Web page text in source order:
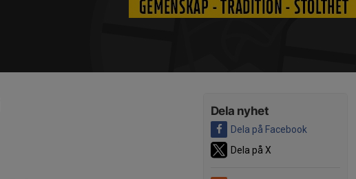
Dela nyhet
Dela på Facebook
Dela på X